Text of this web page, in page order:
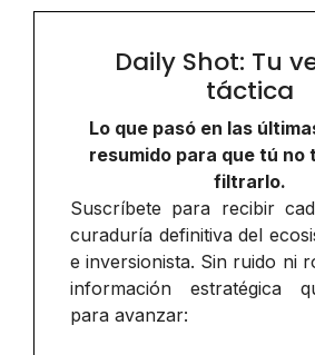
Daily Shot: Tu
táctica
Lo que pasó en las
resumido para que tú no
filtrarlo.
Suscríbete para recibir
curaduría definitiva del
e inversionista. Sin ruido ni
información estratégica
para avanzar: